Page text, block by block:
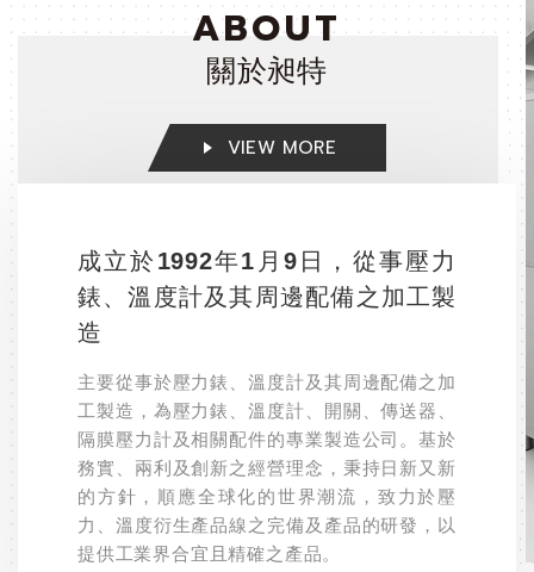
ABOUT
關於昶特
成立於1992年1月9日，從事壓力
錶、溫度計及其周邊配備之加工製
造
主要從事於壓力錶、溫度計及其周邊配備之加
工製造，為壓力錶、溫度計、開關、傳送器、
隔膜壓力計及相關配件的專業製造公司。基於
務實、兩利及創新之經營理念，秉持日新又新
的方針，順應全球化的世界潮流，致力於壓
力、溫度衍生產品線之完備及產品的研發，以
提供工業界合宜且精確之產品。
VIEW MORE